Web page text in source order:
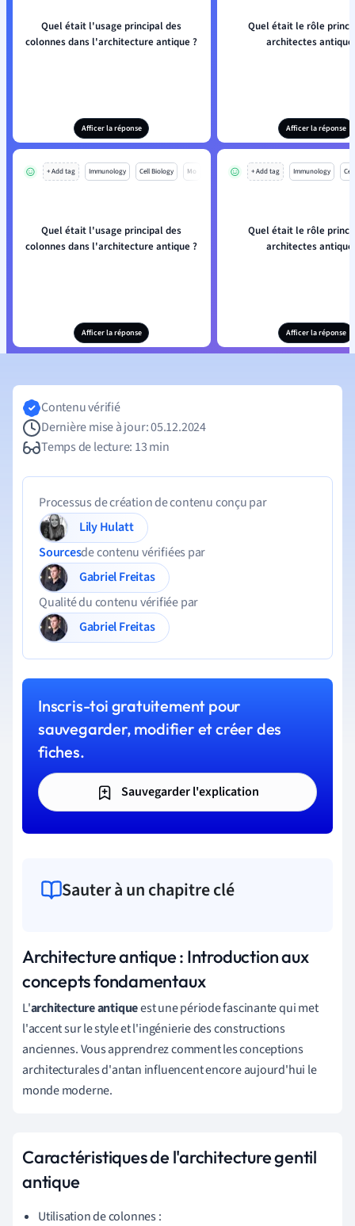
Quel était l'usage principal des
colonnes dans l'architecture antique ?
Afficer la réponse
Quel était le rôle
architectes
Afficer la réponse
+ Add tag Immunology Cell Biology Mo
Quel était l'usage principal des
colonnes dans l'architecture antique ?
Afficer la réponse
+ Add tag Immunology
Quel était le rôle
architectes
Afficer la réponse
Contenu vérifié
Dernière mise à jour: 05.12.2024
Temps de lecture: 13 min
Processus de création de contenu conçu par
Lily Hulatt
Sourcesde contenu vérifiées par
Gabriel Freitas
Qualité du contenu vérifiée par
Gabriel Freitas
Inscris-toi gratuitement pour
sauvegarder, modifier et créer des
fiches.
Sauvegarder l'explication
Sauter à un chapitre clé
Architecture antique : Introduction aux
concepts fondamentaux
L'architecture antiqueest une période fascinante qui met
l'accent sur le style et l'ingénierie des constructions
anciennes. Vous apprendrez comment les conceptions
architecturales d'antan influencent encore aujourd'hui le
monde moderne.
Caractéristiques de l'architecture gentil
antique
Utilisation de colonnes :